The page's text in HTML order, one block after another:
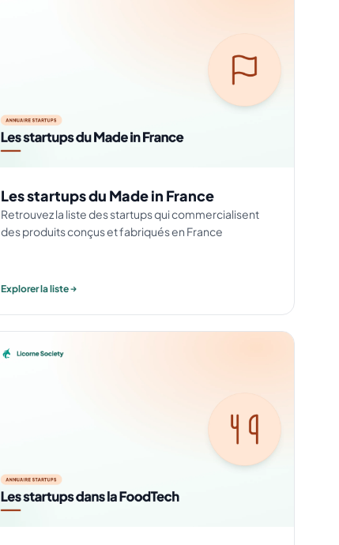
Les startups du Made in France
Retrouvez la liste des startups qui commercialisent
des produits conçus et fabriqués en France
Explorer la liste